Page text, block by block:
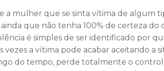
a mulher que se sinta vítima de algum
ainda que não tenha 100% de certeza
é simples de ser identificado por
vezes a vítima pode acabar aceitando a
do tempo, perde totalmente o